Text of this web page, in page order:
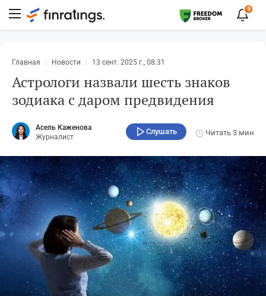
9
Главная Новости 13 сент. 2025 г., 08:31
Астрологи назвали шесть знаков
зодиака с даром предвидения
Асель Каженова
Журналист
Слушать Читать 3 мин